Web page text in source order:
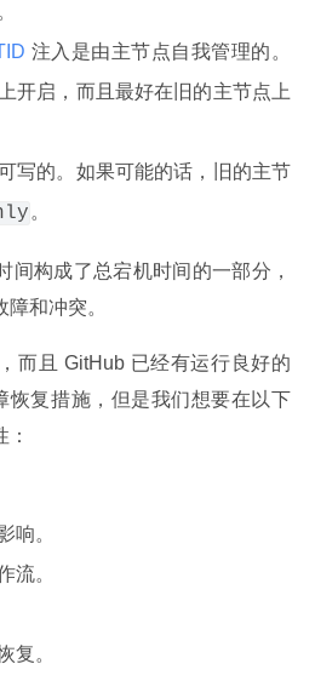
注入是由主节点自我管理的。
开启，而且最好在旧的主节点上
写的。如果可能的话，旧的主节
。
间构成了总宕机时间的一部分，
和冲突。
而且 GitHub 已经有运行良好的
恢复措施，但是我们想要在以下
响。
流。
复。